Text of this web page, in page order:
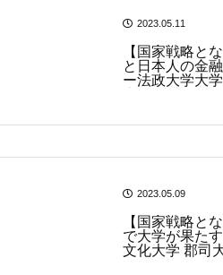
2023.05.11
【国家戦略と
と日本人の金
ー法政大学大
2023.05.09
【国家戦略と
で大学が果た
文化大学 郡司